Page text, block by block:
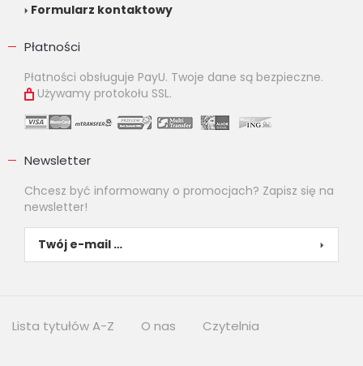
Formularz kontaktowy
Płatności
Płatności obsługuje PayU. Twoje dane są bezpieczne.
Używamy protokołu SSL.
Newsletter
Chcesz być informowany o promocjach? Zapisz się na
newsletter!
Lista tytułów A-Z O nas Czytelnia